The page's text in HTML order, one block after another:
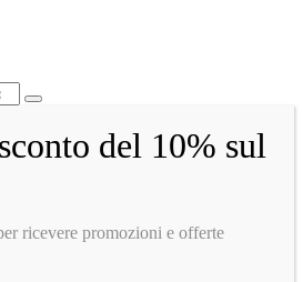
del 10% sul
ricevere promozioni e offerte